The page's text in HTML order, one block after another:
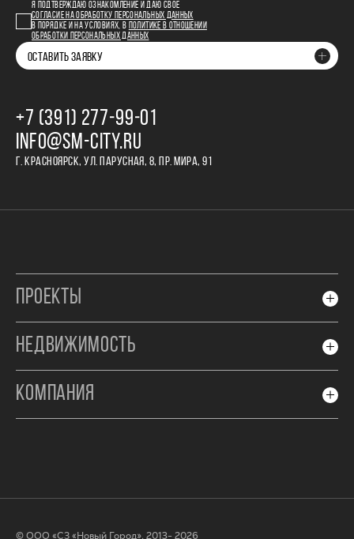
Я ПОДТВЕРЖДАЮ ОЗНАКОМЛЕНИЕ И ДАЮ СВОЕ
СОГЛАСИЕ НА ОБРАБОТКУ ПЕРСОНАЛЬНЫХ ДАННЫХ
В ПОРЯДКЕ И НА УСЛОВИЯХ, В
ПОЛИТИКЕ В ОТНОШЕНИИ
ОБРАБОТКИ ПЕРСОНАЛЬНЫХ ДАННЫХ
ОСТАВИТЬ ЗАЯВКУ
+7 (391) 277‒99‒01
INFO@SM-CITY.RU
Г. КРАСНОЯРСК, УЛ. ПАРУСНАЯ, 8, ПР. МИРА, 91
ПРОЕКТЫ
НЕДВИЖИМОСТЬ
КОМПАНИЯ
© ООО «СЗ «Новый Город», 2013- 2026